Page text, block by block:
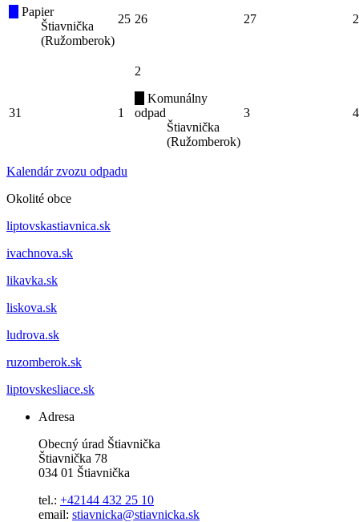
Papier
Štiavnička
(Ružomberok)
25 26 27
31 1
2
Komunálny
odpad
Štiavnička
(Ružomberok)
3 4
Kalendár zvozu odpadu
Okolité obce
liptovskastiavnica.sk
ivachnova.sk
likavka.sk
liskova.sk
ludrova.sk
ruzomberok.sk
liptovskesliace.sk
Adresa
Obecný úrad Štiavnička
Štiavnička 78
034 01 Štiavnička
tel.: +42144 432 25 10
email: stiavnicka@stiavnicka.sk